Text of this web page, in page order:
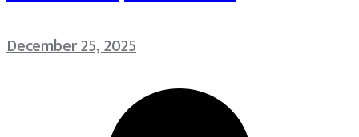
December 25, 2025